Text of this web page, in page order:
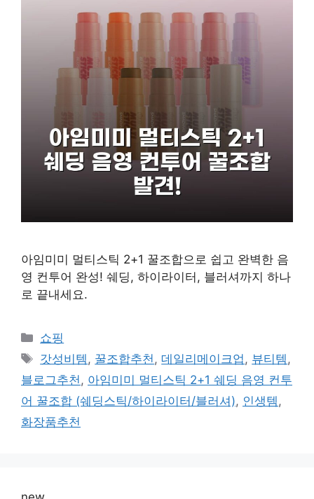
아임미미 멀티스틱 2+1 꿀조합으로 쉽고 완벽한 음
영 컨투어 완성! 쉐딩, 하이라이터, 블러셔까지 하나
로 끝내세요.
카
테
고
리
쇼핑
태
그
갓성비템 , 꿀조합추천 ,데일리메이크업 , 뷰티템 ,
블로그추천 , 아임미미 멀티스틱 2+1 쉐딩 음영 컨투
어 꿀조합 (쉐딩스틱/하이라이터/블러셔), 인생템 ,
화장품추천